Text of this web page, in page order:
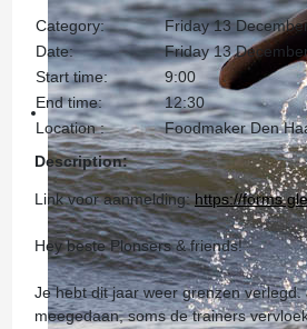
Category:
Friday 13
Date:
Friday 13
Start time:
9:00
End time:
12:30
Location :
Foodmaker Den
Description:
Link voor aanmelding:https://
Hey beste Plonsers & friends!
Je hebt dit jaar weer grenzen
meegedaan, soms de trainers